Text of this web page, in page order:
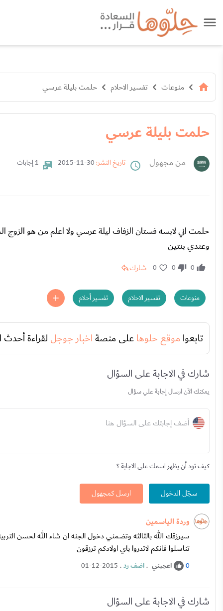
منوعات تفسير الاحلام حلمت بليلة عرسي
حلمت بليلة عرسي
من مجهول تاريخ النشر: 1 إجابات
حلمت اني لابسه فستان الزفاف ليلة عرسي ولا اعلم من هو الزوج
وعندي بنتين
0
0
0 شارك
منوعات تفسير الاحلام تفسير أحلام
تابعوا موقع حلوهاعلى منصةاخبار جوجل لقراءة أحدث
شارك في الاجابة على السؤال
يمكنك الآن ارسال إجابة علي سؤال
أضف إجابتك على السؤال هنا
كيف تود أن يظهر اسمك على الاجابة ؟
سجّل الدخول ارسل كمجهول
وردة الياسمين
سيرزقك الله بالثالثه وتضمني دخول الجنه ان شاء الله لحسن
تناسلوا فانكم لاتدروا باي اولادكم ترزقون
0 اعجبني .اضف رد.
01-12-2015
شارك في الاجابة على السؤال